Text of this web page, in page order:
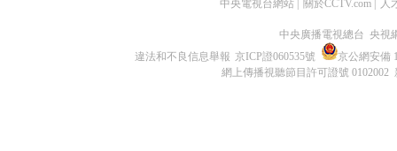
中央電視台網站 關於CCTV.com 人
中央廣播電視總台 央視
違法和不良信息舉報 京ICP證060535號
京公網安備
網上傳播視聽節目許可證號 0102002